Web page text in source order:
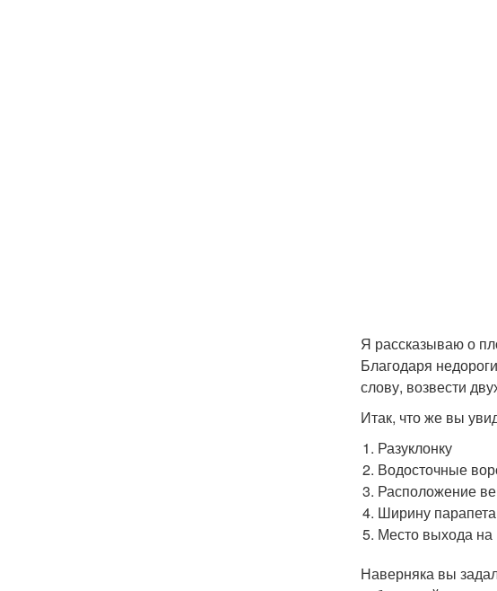
Я рассказываю о
Благодаря
слову, возвести
Итак, что же вы
Разуклонку
Водосточные
Расположение
Ширину парапета
Место выхода
Наверняка вы